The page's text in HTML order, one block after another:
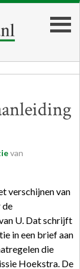
van
verschijnen van
de
U. Dat schrijft
in een brief aan
die
Hoekstra. De